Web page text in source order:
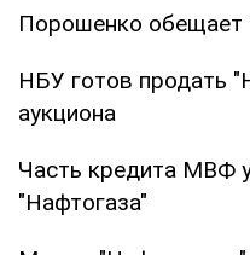
Порошенко обещает
НБУ готов продать
аукциона
Часть кредита МВФ
"Нафтогаза"